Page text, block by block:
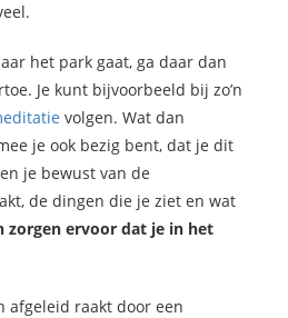
het park gaat, ga daar dan
Je kunt bijvoorbeeld bij zo’n
volgen. Wat dan
je ook bezig bent, dat je dit
je bewust van de
de dingen die je ziet en wat
zorgen ervoor dat je in het
afgeleid raakt door een